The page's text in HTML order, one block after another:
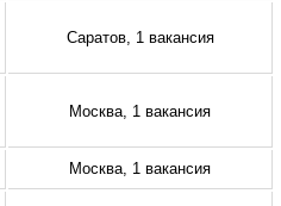
Саратов, 1 вакансия
Москва, 1 вакансия
Москва, 1 вакансия